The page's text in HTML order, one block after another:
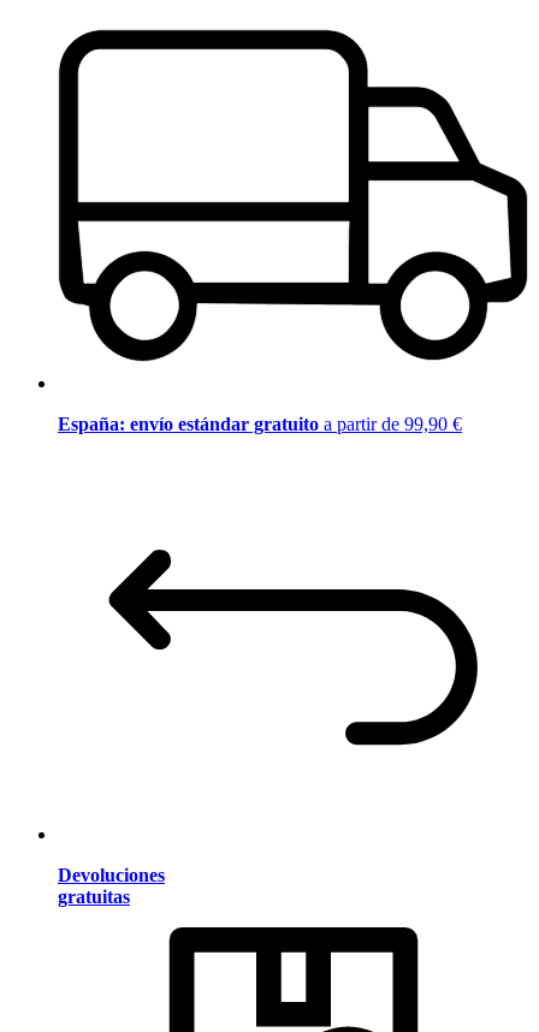
España: envío estándar gratuito a partir de 99,90 €
Devoluciones
gratuitas